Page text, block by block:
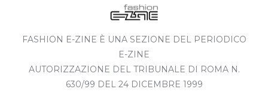
FASHION E-ZINE È UNA SEZIONE DEL PERIODICO
E-ZINE
AUTORIZZAZIONE DEL TRIBUNALE DI ROMA N.
630/99 DEL 24 DICEMBRE 1999